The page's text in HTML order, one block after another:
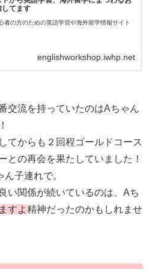
してます
者の方のための英語学習や海外留学情報サイト
englishworkshop.iwhp.net
交流を持っていたのはAちゃん
てからも２回程ゴールドコース
との再会を果たしていました！
子連れで。
い関係が続いているのは、Aち
すよ精神だったのかもしれませ